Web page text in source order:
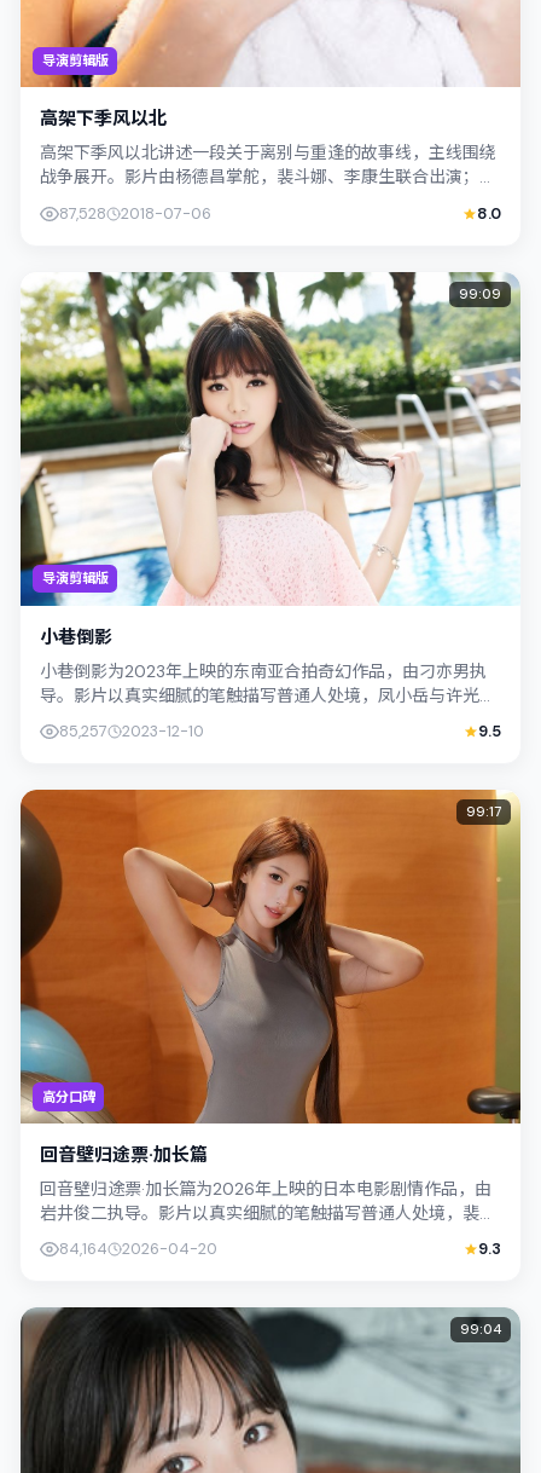
导演剪辑版
高架下季风以北
高架下季风以北讲述一段关于离别与重逢的故事线，主线围绕
战争展开。影片由杨德昌掌舵，裴斗娜、李康生联合出演；外
87,528 2018-07-06 8.0
导演剪辑版
99:09
小巷倒影
小巷倒影为2023年上映的东南亚合拍奇幻作品，由刁亦男执
导。影片以真实细腻的笔触描写普通人处境，凤小岳与许光汉
的对手戏张力十足，情节层层推进，适...
85,257 2023-12-10 9.5
高分口碑
99:17
回音壁归途票·加长篇
回音壁归途票·加长篇为2026年上映的日本电影剧情作品，由
岩井俊二执导。影片以真实细腻的笔触描写普通人处境，裴斗
娜与木村拓哉的对手戏张力十足，情...
84,164 2026-04-20 9.3
99:04